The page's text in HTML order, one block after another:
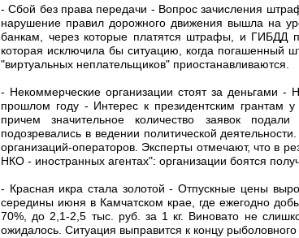
- Сбой без права передачи - Вопрос зачисления
нарушение правил дорожного движения вышла на
банкам, через которые платятся штрафы, и ГИБДД
которая исключила бы ситуацию, когда погашенный
"виртуальных неплательщиков" приостанавливаются.
- Некоммерческие организации стоят за деньгами
прошлом году - Интерес к президентским грантам
причем значительное количество заявок
подозревались в ведении политической
организаций-операторов. Эксперты отмечают, что в
НКО - иностранных агентах": организации боятся
- Красная икра стала золотой - Отпускные цены
середины июня в Камчатском крае, где ежегодно
70%, до 2,1-2,5 тыс. руб. за 1 кг. Виновато не
ожидалось. Ситуация выправится к концу